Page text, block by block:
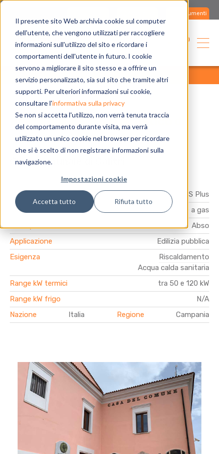
Il presente sito Web archivia cookie sul computer
dell'utente, che vengono utilizzati per raccogliere
informazioni sull'utilizzo del sito e ricordare i
comportamenti dell'utente in futuro. I cookie
servono a migliorare il sito stesso e a offrire un
servizio personalizzato, sia sul sito che tramite altri
supporti. Per ulteriori informazioni sui cookie,
consultare l'informativa sulla privacy
Se non si accetta l'utilizzo, non verrà tenuta traccia
del comportamento durante visita, ma verrà
utilizzato un unico cookie nel browser per ricordare
che si è scelto di non registrare informazioni sulla
navigazione.
Impostazioni cookie
Accetta tutto Rifiuta tutto
Documenti
Italiano
Efficientamento energetico di
edificio pubblico del 500
Casa comunale di Calitri
Prodotto
Pompa di calore GAHP GS Plus
Gamma Prodotto
Pompe di calore a gas
Linea prodotto
Abso
Applicazione
Edilizia pubblica
Esigenza
Riscaldamento
Acqua calda sanitaria
Range kW termici
tra 50 e 120 kW
Range kW frigo
N/A
Nazione
Italia Regione Campania